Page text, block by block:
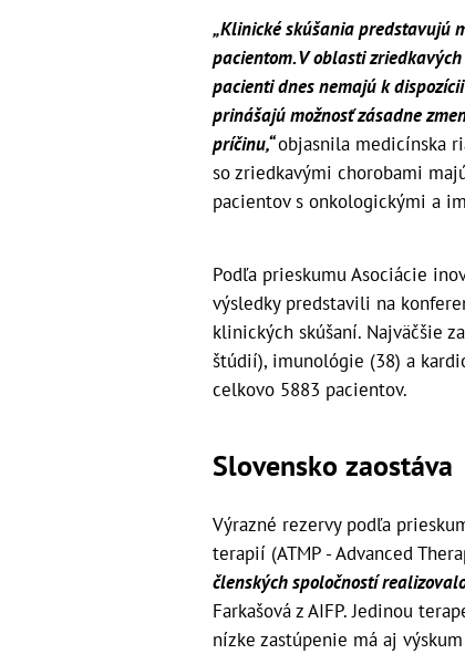
„Klinické skúšania predstavujú
pacientom. V oblasti
pacienti dnes nemajú k
prinášajú možnosť zásadne
príčinu,“objasnila medicínska
so zriedkavými chorobami
pacientov s onkologickými a
Podľa prieskumu Asociácie
výsledky predstavili na
klinických skúšaní. Najväčšie
štúdií), imunológie (38) a
celkovo 5883 pacientov.
Slovensko zaostáva
Výrazné rezervy podľa
terapií (ATMP - Advanced
členských spoločností
Farkašová z AIFP. Jedinou
nízke zastúpenie má aj